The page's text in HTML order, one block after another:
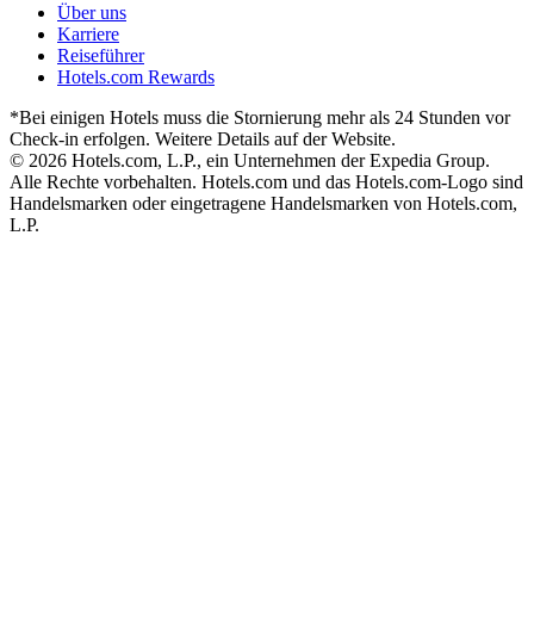
Über uns
Karriere
Reiseführer
Hotels.com Rewards
*Bei einigen Hotels muss die Stornierung mehr als 24 Stunden vor
Check-in erfolgen. Weitere Details auf der Website.
© 2026 Hotels.com, L.P., ein Unternehmen der Expedia Group.
Alle Rechte vorbehalten. Hotels.com und das Hotels.com-Logo sind
Handelsmarken oder eingetragene Handelsmarken von Hotels.com,
L.P.